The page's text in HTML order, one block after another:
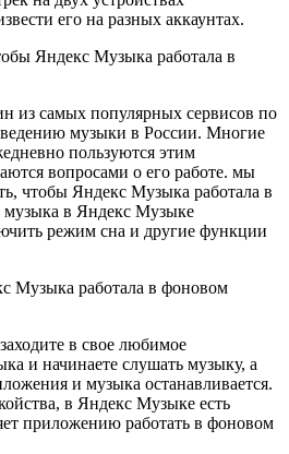
его на разных аккаунтах.
Яндекс Музыка работала в
из самых популярных сервисов по
музыки в России. Многие
пользуются этим
вопросами о его работе. мы
чтобы Яндекс Музыка работала в
в Яндекс Музыке
режим сна и другие функции
Музыка работала в фоновом
в свое любимое
и начинаете слушать музыку, а
и музыка останавливается.
в Яндекс Музыке есть
приложению работать в фоновом